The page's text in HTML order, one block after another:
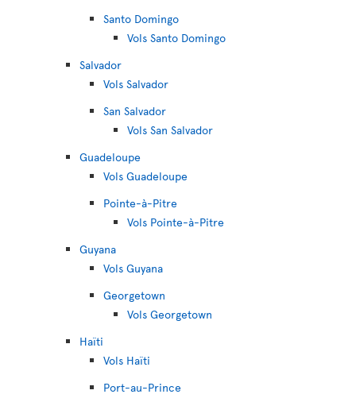
Santo Domingo
Vols Santo Domingo
Salvador
Vols Salvador
San Salvador
Vols San Salvador
Guadeloupe
Vols Guadeloupe
Pointe-à-Pitre
Vols Pointe-à-Pitre
Guyana
Vols Guyana
Georgetown
Vols Georgetown
Haïti
Vols Haïti
Port-au-Prince